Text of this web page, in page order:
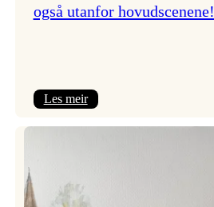
også utanfor hovudscenene!
Les meir: